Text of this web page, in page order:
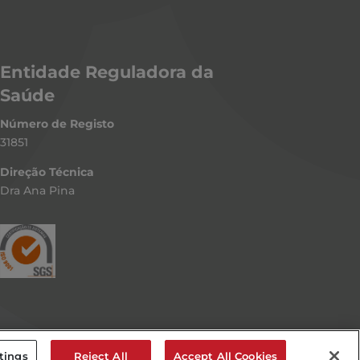
Entidade Reguladora da
Saúde
Número de Registo
31851
Direção Técnica
Dra Ana Pina
o número de estabelecimento E150425
Alternativa de Litígios
Reject All Accept All Cookies